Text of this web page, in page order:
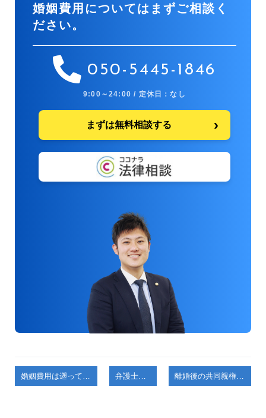
婚姻費用についてはまずご相談く
ださい。
050-5445-1846
9:00～24:00 / 定休日：なし
まずは無料相談する
婚姻費用は遡って請求できる？ 弁護士コラム 離婚後の共同親権とは？実際の生活への影響を徹底解説